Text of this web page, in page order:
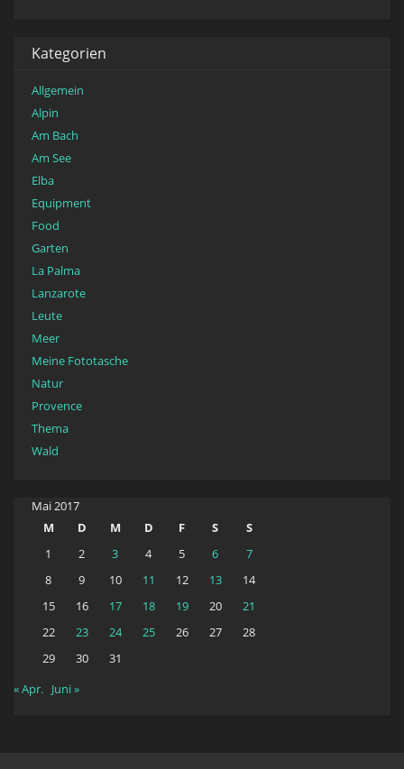
Kategorien
Allgemein
Alpin
Am Bach
Am See
Elba
Equipment
Food
Garten
La Palma
Lanzarote
Leute
Meer
Meine Fototasche
Natur
Provence
Thema
Wald
Mai 2017
M
D M D F S
S
1
2 3 4 5 6
7
8
9 10 11 12 13
14
15
16 17 18 19 20
21
22
23 24 25 26 27
28
29
30
31
« Apr. Juni »